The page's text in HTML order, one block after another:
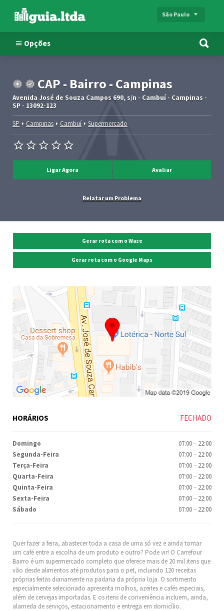
São Paulo
Opções
CAP - Bairro - Campinas
Avenida José de Souza Campos 690, s/n - Cambuí - Campinas -
SP - 13092-123
SP Campinas Cambuí Supermercado
Ligar Agora Avaliar
Relatar um Problema
Quer fazer a feira, abastecer toda a casa de uma só vez e ainda tomar
um café entre a escolha de um produto e outro? Pode vir! O Carrefour
Bairro é um supermercado completo que oferece mais de 20 mil itens que
vão desde alimentos até produtos para o pet, incluindo 120 receitas
próprias feitas diariamente na padaria da própria loja. O sortimento
especialmente selecionado apresenta molhos, azeites e cafés especiais,
além de cervejas importadas. E os itens de conveniência incluem, ainda,
alameda de serviços, estacionamento e entrega em domicílio.
Gerar rota com o Waze
Gerar rota com o Google Maps
HORÁRIOS FECHADO
Domingo 07:00– 22:00
Segunda-Feira
07:00– 22:00
Terça-Feira
07:00– 22:00
Quarta-Feira
07:00– 22:00
Quinta-Feira
07:00– 22:00
Sexta-Feira
07:00– 22:00
Sábado
07:00– 22:00